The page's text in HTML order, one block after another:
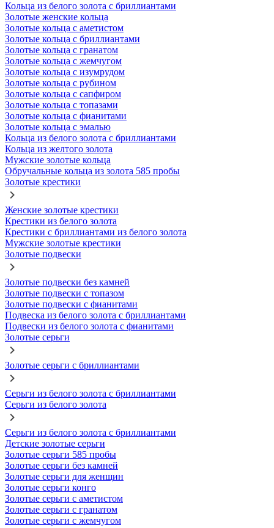
Кольца из белого золота с бриллиантами
Золотые женские кольца
Золотые кольца с аметистом
Золотые кольца с бриллиантами
Золотые кольца с гранатом
Золотые кольца с жемчугом
Золотые кольца с изумрудом
Золотые кольца с рубином
Золотые кольца с сапфиром
Золотые кольца с топазами
Золотые кольца с фианитами
Золотые кольца с эмалью
Кольца из белого золота с бриллиантами
Кольца из желтого золота
Мужские золотые кольца
Обручальные кольца из золота 585 пробы
Золотые крестики
Женские золотые крестики
Крестики из белого золота
Крестики с бриллиантами из белого золота
Мужские золотые крестики
Золотые подвески
Золотые подвески без камней
Золотые подвески с топазом
Золотые подвески с фианитами
Подвеска из белого золота с бриллиантами
Подвески из белого золота с фианитами
Золотые серьги
Золотые серьги с бриллиантами
Серьги из белого золота с бриллиантами
Серьги из белого золота
Серьги из белого золота с бриллиантами
Детские золотые серьги
Золотые серьги 585 пробы
Золотые серьги без камней
Золотые серьги для женщин
Золотые серьги конго
Золотые серьги с аметистом
Золотые серьги с гранатом
Золотые серьги с жемчугом